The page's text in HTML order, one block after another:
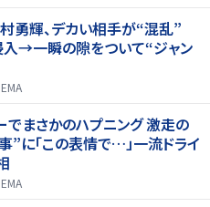
勇輝、デカい相手が“混乱”
入→一瞬の隙をついて“ジャン
でまさかのハプニング 激走の
”に「この表情で…」一流ドライ